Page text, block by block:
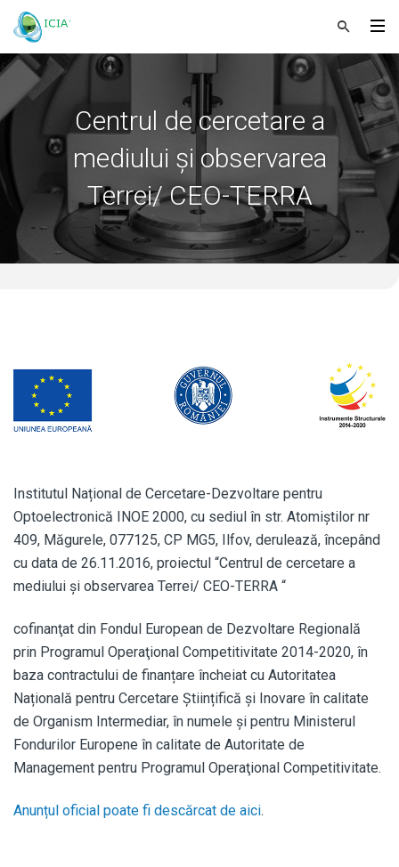
Centrul de cercetare a
mediului și observarea
Terrei/ CEO-TERRA
Institutul Național de Cercetare-Dezvoltare pentru
Optoelectronică INOE 2000, cu sediul în str. Atomiștilor nr
409, Măgurele, 077125, CP MG5, Ilfov, derulează, începând
cu data de 26.11.2016, proiectul “Centrul de cercetare a
mediului și observarea Terrei/ CEO-TERRA “
cofinanţat din Fondul European de Dezvoltare Regională
prin Programul Operaţional Competitivitate 2014-2020, în
baza contractului de finanțare încheiat cu Autoritatea
Națională pentru Cercetare Științifică și Inovare în calitate
de Organism Intermediar, în numele şi pentru Ministerul
Fondurilor Europene în calitate de Autoritate de
Management pentru Programul Operaţional Competitivitate.
Anunțul oficial poate fi descărcat de aici.